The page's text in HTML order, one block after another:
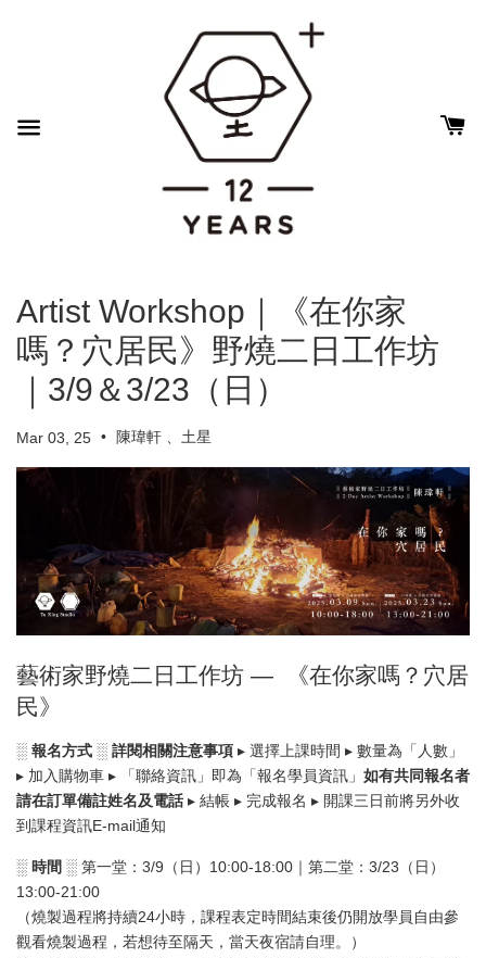
Artist Workshop｜《在你家
嗎？穴居民》野燒二日工作坊
｜3/9＆3/23（日）
Mar 03, 25 • 陳瑋軒 、土星
藝術家野燒二日工作坊 — 《在你家嗎？穴居
民》
░ 報名方式 ░ 詳閱相關注意事項 ▸ 選擇上課時間 ▸ 數量為「人數」
▸ 加入購物車 ▸ 「聯絡資訊」即為「報名學員資訊」 如有共同報名者
請在訂單備註姓名及電話▸ 結帳 ▸ 完成報名 ▸ 開課三日前將另外收
到課程資訊E-mail通知
░ 時間 ░ 第一堂：3/9（日）10:00-18:00｜第二堂：3/23（日）
13:00-21:00
（燒製過程將持續24小時，課程表定時間結束後仍開放學員自由參
觀看燒製過程，若想待至隔天，當天夜宿請自理。）